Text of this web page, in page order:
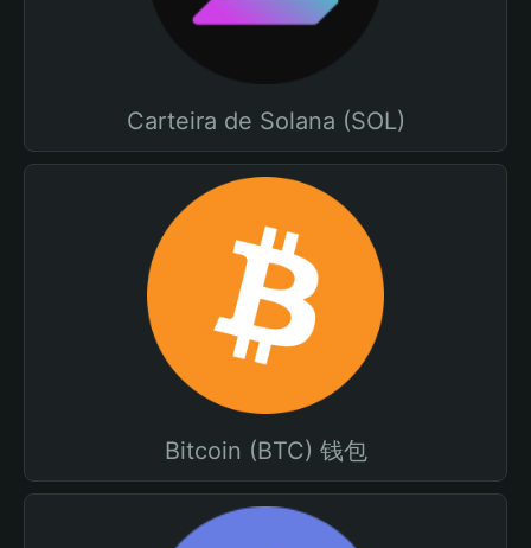
Carteira de Solana (SOL)
Bitcoin (BTC) 钱包